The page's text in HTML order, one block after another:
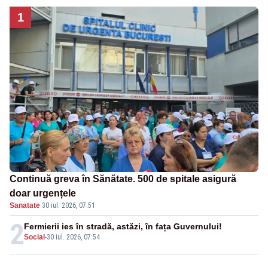
1
Continuă greva în Sănătate. 500 de spitale asigură
doar urgențele
Sanatate·30 iul. 2026, 07:51
2Social -30 iul. 2026, 07:54
Fermierii ies în stradă, astăzi, în fața Guvernului!